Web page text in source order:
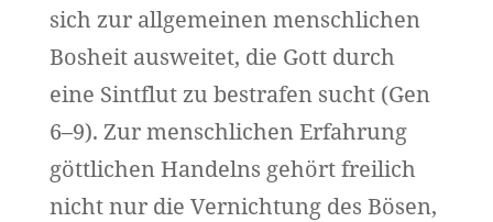
sich zur allgemeinen menschlichen
Bosheit ausweitet, die Gott durch
eine Sintflut zu bestrafen sucht (Gen
6–9). Zur menschlichen Erfahrung
göttlichen Handelns gehört freilich
nicht nur die Vernichtung des Bösen,